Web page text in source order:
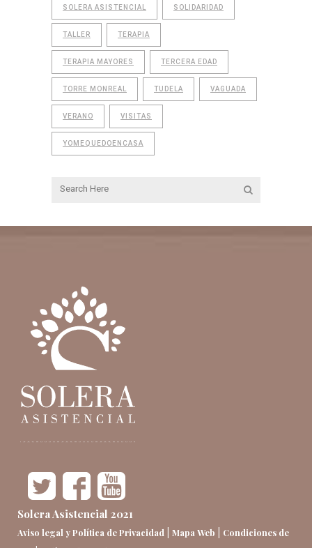
SOLERA ASISTENCIAL SOLIDARIDAD
TALLER TERAPIA
TERAPIA MAYORES TERCERA EDAD
TORRE MONREAL TUDELA VAGUADA
VERANO VISITAS
YOMEQUEDOENCASA
Solera Asistencial 2021
Aviso legal y Política de Privacidad Mapa Web
Condiciones de